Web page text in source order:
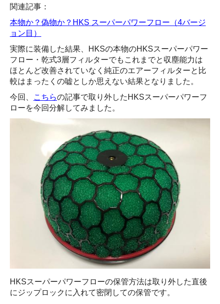
関連記事：
本物か？偽物か？HKS スーパーパワーフロー（4バージ
ョン目）
実際に装備した結果、HKSの本物のHKSスーパーパワー
フロー・乾式3層フィルターでもこれまでと収塵能力は
ほとんど改善されていなく純正のエアーフィルターと比
較はまったくの嘘としか思えない結果となりました。
今回、
こちらの記事で取り外したHKSスーパーパワーフ
ローを今回分解してみました。
HKSスーパーパワーフローの保管方法は取り外した直後
にジップロックに入れて密閉しての保管です。